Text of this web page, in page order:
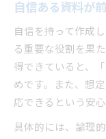
自信ある資料が
自信を持って作成
る重要な役割を果
得できていると、
めです。また、想
応できるという安
具体的には、論理